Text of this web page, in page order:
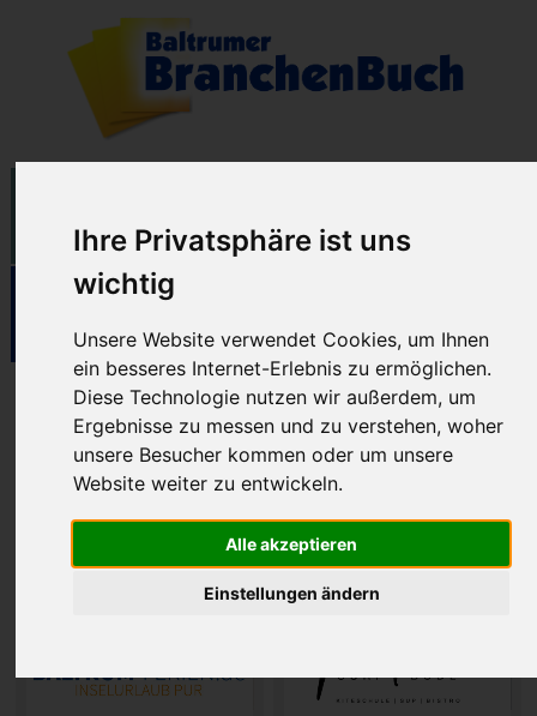
Ihre Privatsphäre ist uns
wichtig
Unsere Website verwendet Cookies, um Ihnen
ein besseres Internet-Erlebnis zu ermöglichen.
Diese Technologie nutzen wir außerdem, um
Ergebnisse zu messen und zu verstehen, woher
unsere Besucher kommen oder um unsere
Website weiter zu entwickeln.
Alle akzeptieren
Einstellungen ändern
Dienstleistungen
Es werden Öffnungszeiten für den06.06.2026